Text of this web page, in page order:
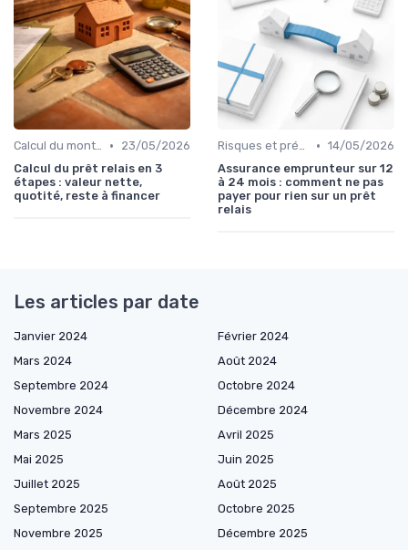
Calcul du montant du prêt •
23/05/2026
Calcul du prêt relais en 3
étapes : valeur nette,
quotité, reste à financer
Risques et précautions • 14/05/2026
Assurance emprunteur sur 12
à 24 mois : comment ne pas
payer pour rien sur un prêt
relais
Les articles par date
Janvier 2024
Février 2024
Mars 2024
Août 2024
Septembre 2024
Octobre 2024
Novembre 2024
Décembre 2024
Mars 2025
Avril 2025
Mai 2025
Juin 2025
Juillet 2025
Août 2025
Septembre 2025
Octobre 2025
Novembre 2025
Décembre 2025